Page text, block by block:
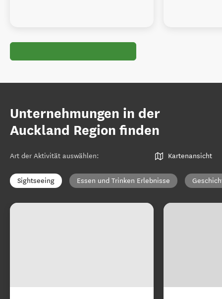
Unternehmungen in der
Auckland Region finden
Art der Aktivität auswählen: Kartenansicht
Sightseeing Essen und Trinken Erlebnisse